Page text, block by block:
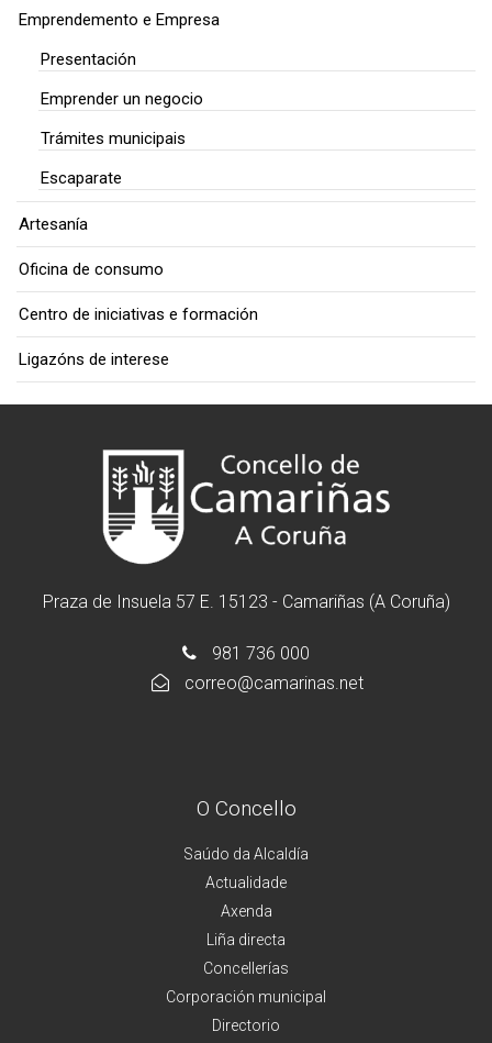
Emprendemento e Empresa
Presentación
Emprender un negocio
Trámites municipais
Escaparate
Artesanía
Oficina de consumo
Centro de iniciativas e formación
Ligazóns de interese
Praza de Insuela 57 E. 15123 - Camariñas (A Coruña)
981 736 000
correo@camarinas.net
O Concello
Saúdo da Alcaldía
Actualidade
Axenda
Liña directa
Concellerías
Corporación municipal
Directorio